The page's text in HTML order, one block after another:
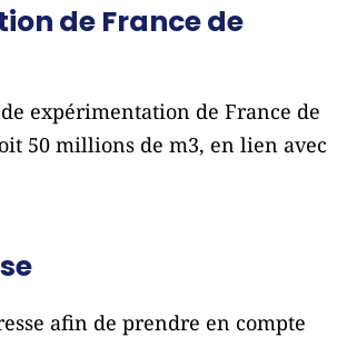
de France de
expérimentation de France de
50 millions de m3, en lien avec
afin de prendre en compte